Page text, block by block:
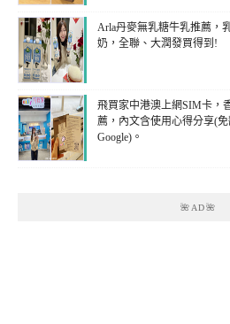
Arla丹麥無乳糖牛乳推薦，
奶，全聯、大潤發買得到!
飛買家中港澳上網SIM卡，
薦，內文含使用心得分享(
Google)。
🌺AD🌺